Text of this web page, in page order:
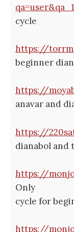
cycle
https://
beginner
https://
anavar and
https://
dianabol and
https://
Only
cycle for
https://